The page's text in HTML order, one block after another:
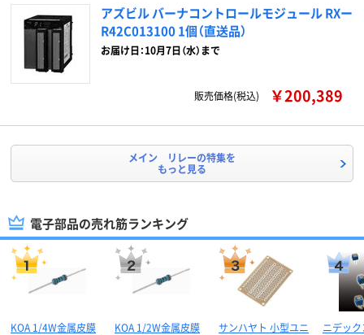
アズビル バーナコントロールモジュール RXー
R42C013100 1個（直送品）
お届け日：10月7日（水）まで
販売価格(税込) ￥200,389
メイン リレーの特集を
もっと見る
電子部品の売れ筋ランキング
KOA 1/4W金属皮膜
KOA 1/2W金属皮膜
サンハヤト 小型ユニ
ニデッ